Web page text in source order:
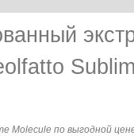
Molecule по выгодной